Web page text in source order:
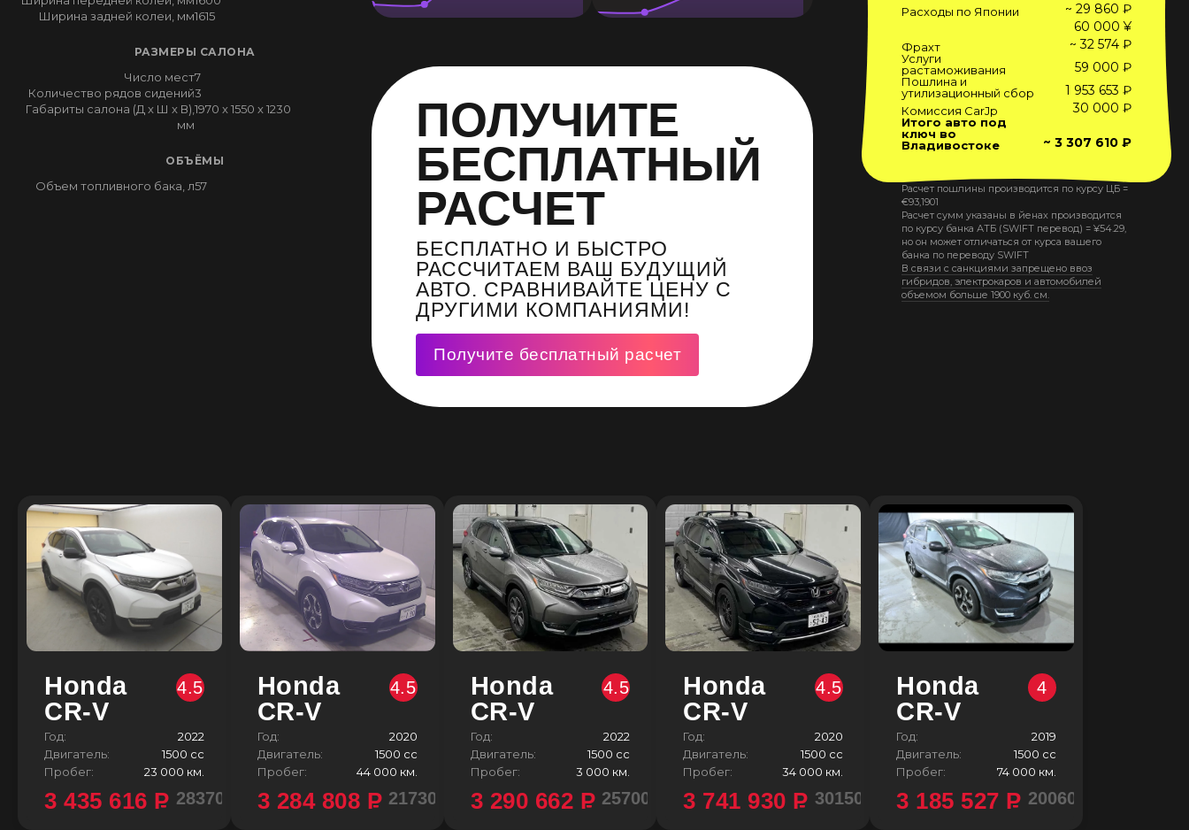
Ширина задней колеи, мм1615
РАЗМЕРЫ САЛОНА
Число мест7
Количество рядов сидений3
Габариты салона (Д x Ш x В),
мм
1970 x 1550 x 1230
ОБЪЁМЫ
Объем топливного бака, л57
ПОЛУЧИТЕ
БЕСПЛАТНЫЙ
РАСЧЕТ
БЕСПЛАТНО И БЫСТРО
РАССЧИТАЕМ ВАШ БУДУЩИЙ
АВТО. СРАВНИВАЙТЕ ЦЕНУ С
ДРУГИМИ КОМПАНИЯМИ!
Получите бесплатный расчет
Расходы по Японии
~ 29 860 ₽
Фрахт
60 000 ¥
~ 32 574 ₽
Услуги
растаможивания
59 000 ₽
Пошлина и
утилизационный сбор
1 953 653 ₽
Комиссия CarJp 30 000 ₽
Итого авто под
ключ во
Владивостоке
~ 3 307 610 ₽
Расчет пошлины производится по курсу ЦБ =
€93,1901
Расчет сумм указаны в йенах производится
по курсу банка АТБ (SWIFT перевод) = ¥54.29,
но он может отличаться от курса вашего
банка по переводу SWIFT
В связи с санкциями запрещено ввоз
гибридов, электрокаров и автомобилей
объемом больше 1900 куб. см.
Honda
CR-V
4.5
Год:
2022
Двигатель:
1500 сс
Пробег:
23 000 км.
3 435 616 P 2837000 ¥
Honda
CR-V
4.5
Год:
2020
Двигатель:
1500 сс
Пробег:
44 000 км.
3 284 808 P 2173000 ¥
Honda
CR-V
4.5
Год:
2022
Двигатель:
1500 сс
Пробег:
3 000 км.
3 290 662 P 2570000 ¥
Honda
CR-V
4.5
Год:
2020
Двигатель:
1500 сс
Пробег:
34 000 км.
3 741 930 P 3015000 ¥
Honda
CR-V
4
Год:
2019
Двигатель:
1500 сс
Пробег:
74 000 км.
3 185 527 P 2006000 ¥